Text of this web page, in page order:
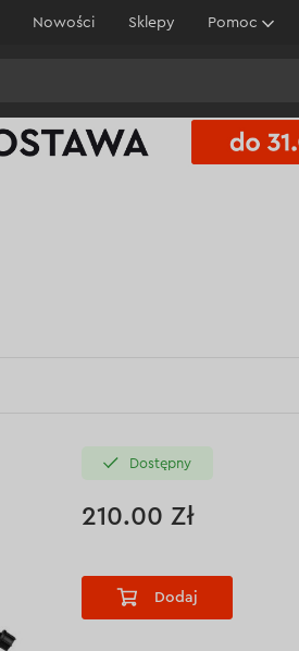
Nowości Sklepy Pomoc
Dostępny
210.00 Zł
Dodaj